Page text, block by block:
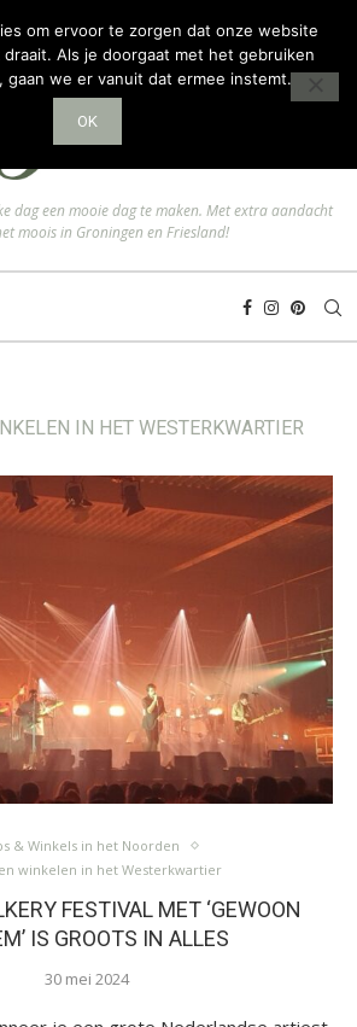
dag een mooie dag te maken. Met extra aandacht
moois in Groningen en Friesland!
IN HET WESTERKWARTIER
& Winkels in het Noorden
winkelen in het Westerkwartier
FESTIVAL MET ‘GEWOON
IS GROOTS IN ALLES
30 mei 2024
om ervoor te zorgen dat onze website
draait. Als je doorgaat met het gebruiken
gaan we er vanuit dat ermee instemt.
OK